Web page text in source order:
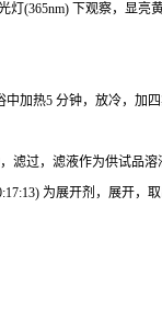
灯 (365nm) 下观察，显亮
中加热5 分钟，放冷，加
滤过，滤液作为供试品
为展开剂，展开，